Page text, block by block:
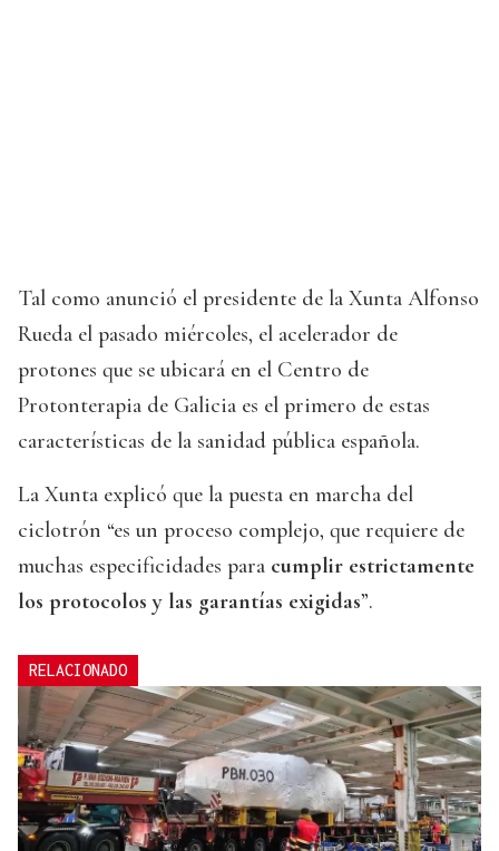
Tal como anunció el presidente de la Xunta Alfonso
Rueda el pasado miércoles, el acelerador de
protones que se ubicará en el Centro de
Protonterapia de Galicia es el primero de estas
características de la sanidad pública española.
La Xunta explicó que la puesta en marcha del
ciclotrón “es un proceso complejo, que requiere de
muchas especificidades para cumplir estrictamente
los protocolos y las garantías exigidas”.
RELACIONADO